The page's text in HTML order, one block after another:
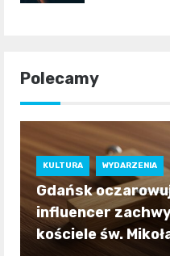
Polecamy
KULTURA WYDARZENIA
Gdańsk
influencer
kościele św.